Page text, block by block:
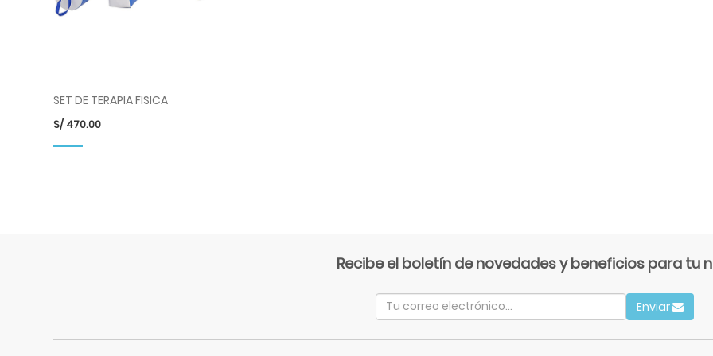
SET DE TERAPIA FISICA
S/ 470.00
Recibe el boletín de novedades y beneficios para tu
Enviar